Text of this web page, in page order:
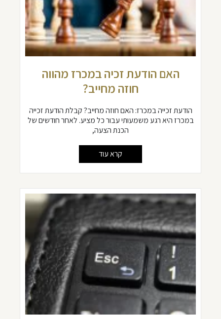
האם הודעת זכיה במכרז מהווה
חוזה מחייב?
הודעת זכייה במכרז: האם חוזה מחייב? קבלת הודעת זכייה
במכרז היא רגע משמעותי עבור כל מציע. לאחר חודשים של
הכנת הצעה,
קרא עוד